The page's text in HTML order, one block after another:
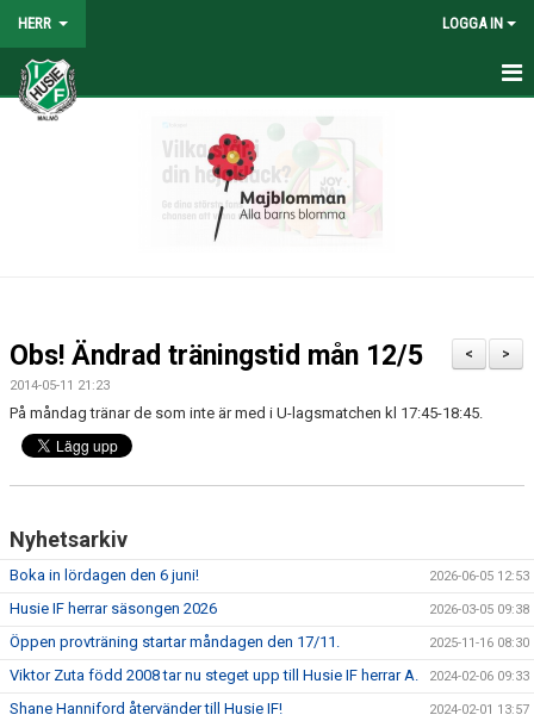
HERR LOGGA IN
HEM
MATCHER
BILDGALLERI
>
<
Obs! Ändrad träningstid mån 12/5
2014-05-11 21:23
På måndag tränar de som inte är med i U-lagsmatchen kl 17:45-18:45.
Nyhetsarkiv
Boka in lördagen den 6 juni! 2026-06-05 12:53
Husie IF herrar säsongen 2026 2026-03-05 09:38
Öppen provträning startar måndagen den 17/11. 2025-11-16 08:30
Viktor Zuta född 2008 tar nu steget upp till Husie IF herrar A. 2024-02-06 09:33
Shane Hanniford återvänder till Husie IF! 2024-02-01 13:57